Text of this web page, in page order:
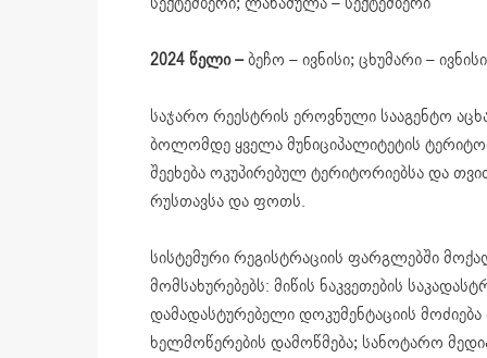
2024 წელი –ბეჩო – ივნისი; ცხუმარი –
საჯარო რეესტრის ეროვნული სააგენტო
ბოლომდე ყველა მუნიციპალიტეტის
შეეხება ოკუპირებულ ტერიტორიებსა და
რუსთავსა და ფოთს.
სისტემური რეგისტრაციის ფარგლებში
მომსახურებებს: მიწის ნაკვეთების
დამადასტურებელი დოკუმენტაციის მოძიება
ხელმოწერების დამოწმება; სანოტარო